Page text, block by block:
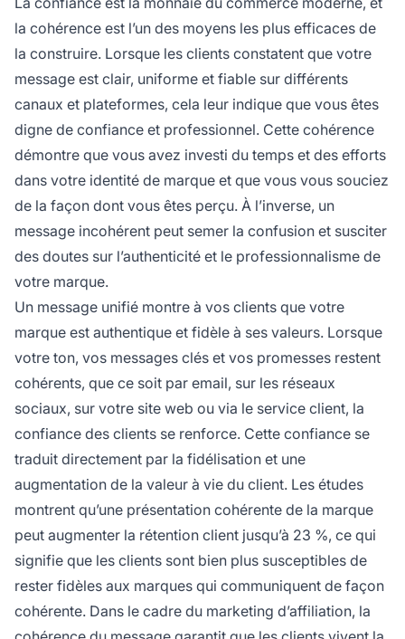
la cohérence est l’un des moyens les plus efficaces de
la construire. Lorsque les clients constatent que votre
message est clair, uniforme et fiable sur différents
canaux et plateformes, cela leur indique que vous êtes
digne de confiance et professionnel. Cette cohérence
démontre que vous avez investi du temps et des efforts
dans votre identité de marque et que vous vous souciez
de la façon dont vous êtes perçu. À l’inverse, un
message incohérent peut semer la confusion et susciter
des doutes sur l’authenticité et le professionnalisme de
votre marque.
Un message unifié montre à vos clients que votre
marque est authentique et fidèle à ses valeurs. Lorsque
votre ton, vos messages clés et vos promesses restent
cohérents, que ce soit par email, sur les réseaux
sociaux, sur votre site web ou via le service client, la
confiance des clients se renforce. Cette confiance se
traduit directement par la fidélisation et une
augmentation de la valeur à vie du client. Les études
montrent qu’une présentation cohérente de la marque
peut augmenter la rétention client jusqu’à 23 %, ce qui
signifie que les clients sont bien plus susceptibles de
rester fidèles aux marques qui communiquent de façon
cohérente. Dans le cadre du marketing d’affiliation, la